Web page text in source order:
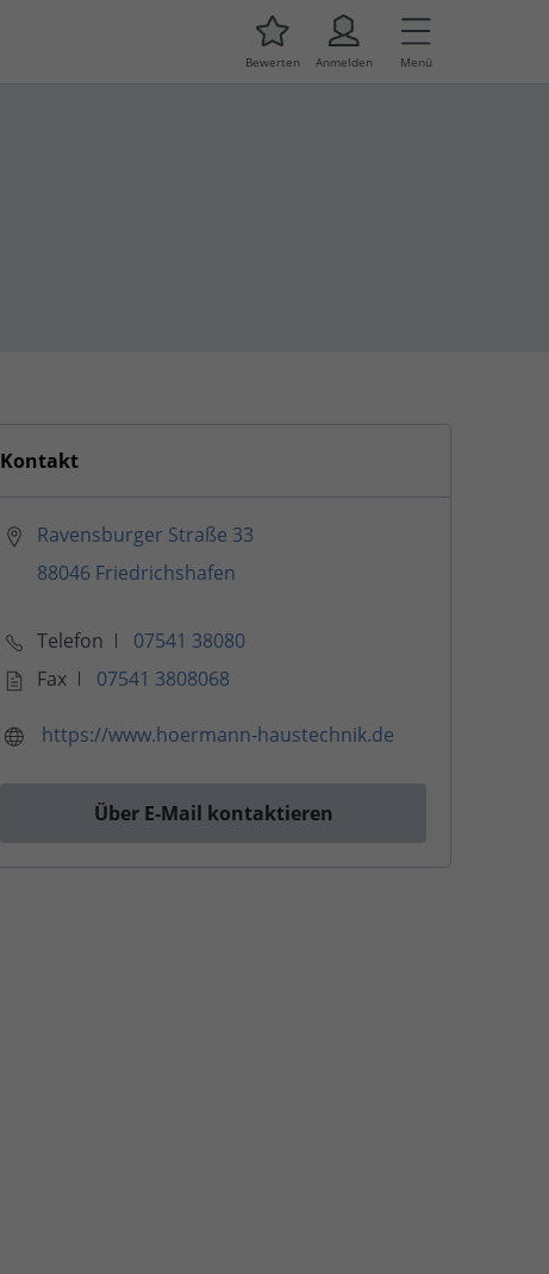
Bewerten Anmelden Menü
Kontakt
Ravensburger Straße 33
88046 Friedrichshafen
Telefon
07541 38080
Fax
07541 3808068
https://www.hoermann-haustechnik.de
Über E-Mail kontaktieren